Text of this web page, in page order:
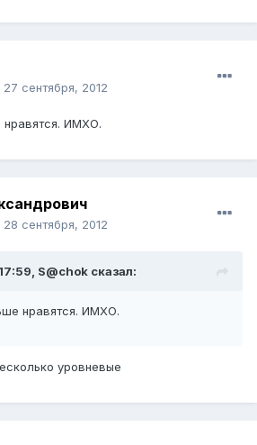
27 сентября, 2012
ИМХО.
28 сентября, 2012
S@chok сказал:
нравятся. ИМХО.
уровневые